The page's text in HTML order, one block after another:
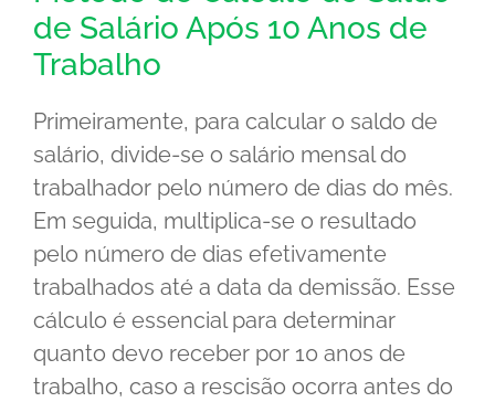
de Salário Após 10 Anos de
Trabalho
Primeiramente, para calcular o saldo de
salário, divide-se o salário mensal do
trabalhador pelo número de dias do mês.
Em seguida, multiplica-se o resultado
pelo número de dias efetivamente
trabalhados até a data da demissão. Esse
cálculo é essencial para determinar
quanto devo receber por 10 anos de
trabalho, caso a rescisão ocorra antes do